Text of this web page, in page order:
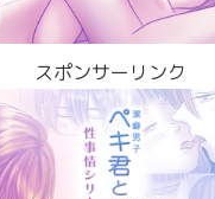
スポンサーリンク